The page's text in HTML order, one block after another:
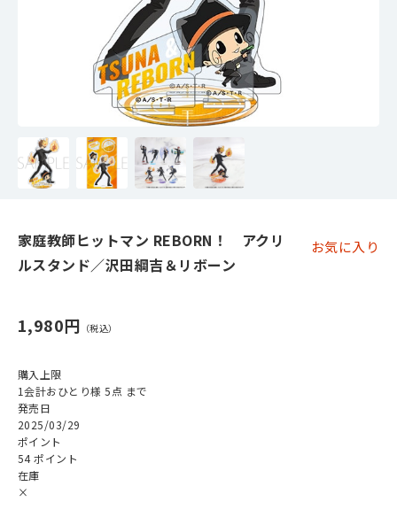
家庭教師ヒットマン REBORN！ アクリ
ルスタンド／沢田綱吉＆リボーン
お気に入り
1,980円
購入上限
1会計おひとり様 5点 まで
発売日
2025/03/29
ポイント
54 ポイント
在庫
×